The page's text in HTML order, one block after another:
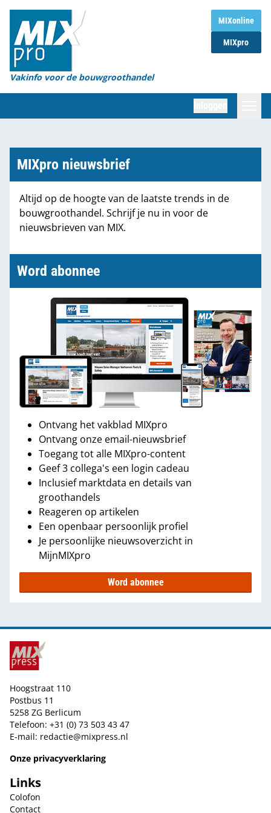
MIXonline
MIXpro
Vakinfo voor de bouwgroothandel
Home
Magazines
Organisaties
Marktcijfers
Partners
MIXpro nieuwsbrief
Altijd op de hoogte van de laatste trends in de
bouwgroothandel. Schrijf je nu in voor de
nieuwsbrieven van MIX.
Word abonnee
Ontvang het vakblad MIXpro
Ontvang onze email-nieuwsbrief
Toegang tot alle MIXpro-content
Geef 3 collega's een login cadeau
Inclusief marktdata en details van
groothandels
Reageren op artikelen
Een openbaar persoonlijk profiel
Je persoonlijke nieuwsoverzicht in
MijnMIXpro
Word abonnee
Hoogstraat 110
Postbus 11
5258 ZG Berlicum
Telefoon: +31 (0) 73 503 43 47
E-mail: redactie@mixpress.nl
Onze privacyverklaring
Links
Colofon
Contact